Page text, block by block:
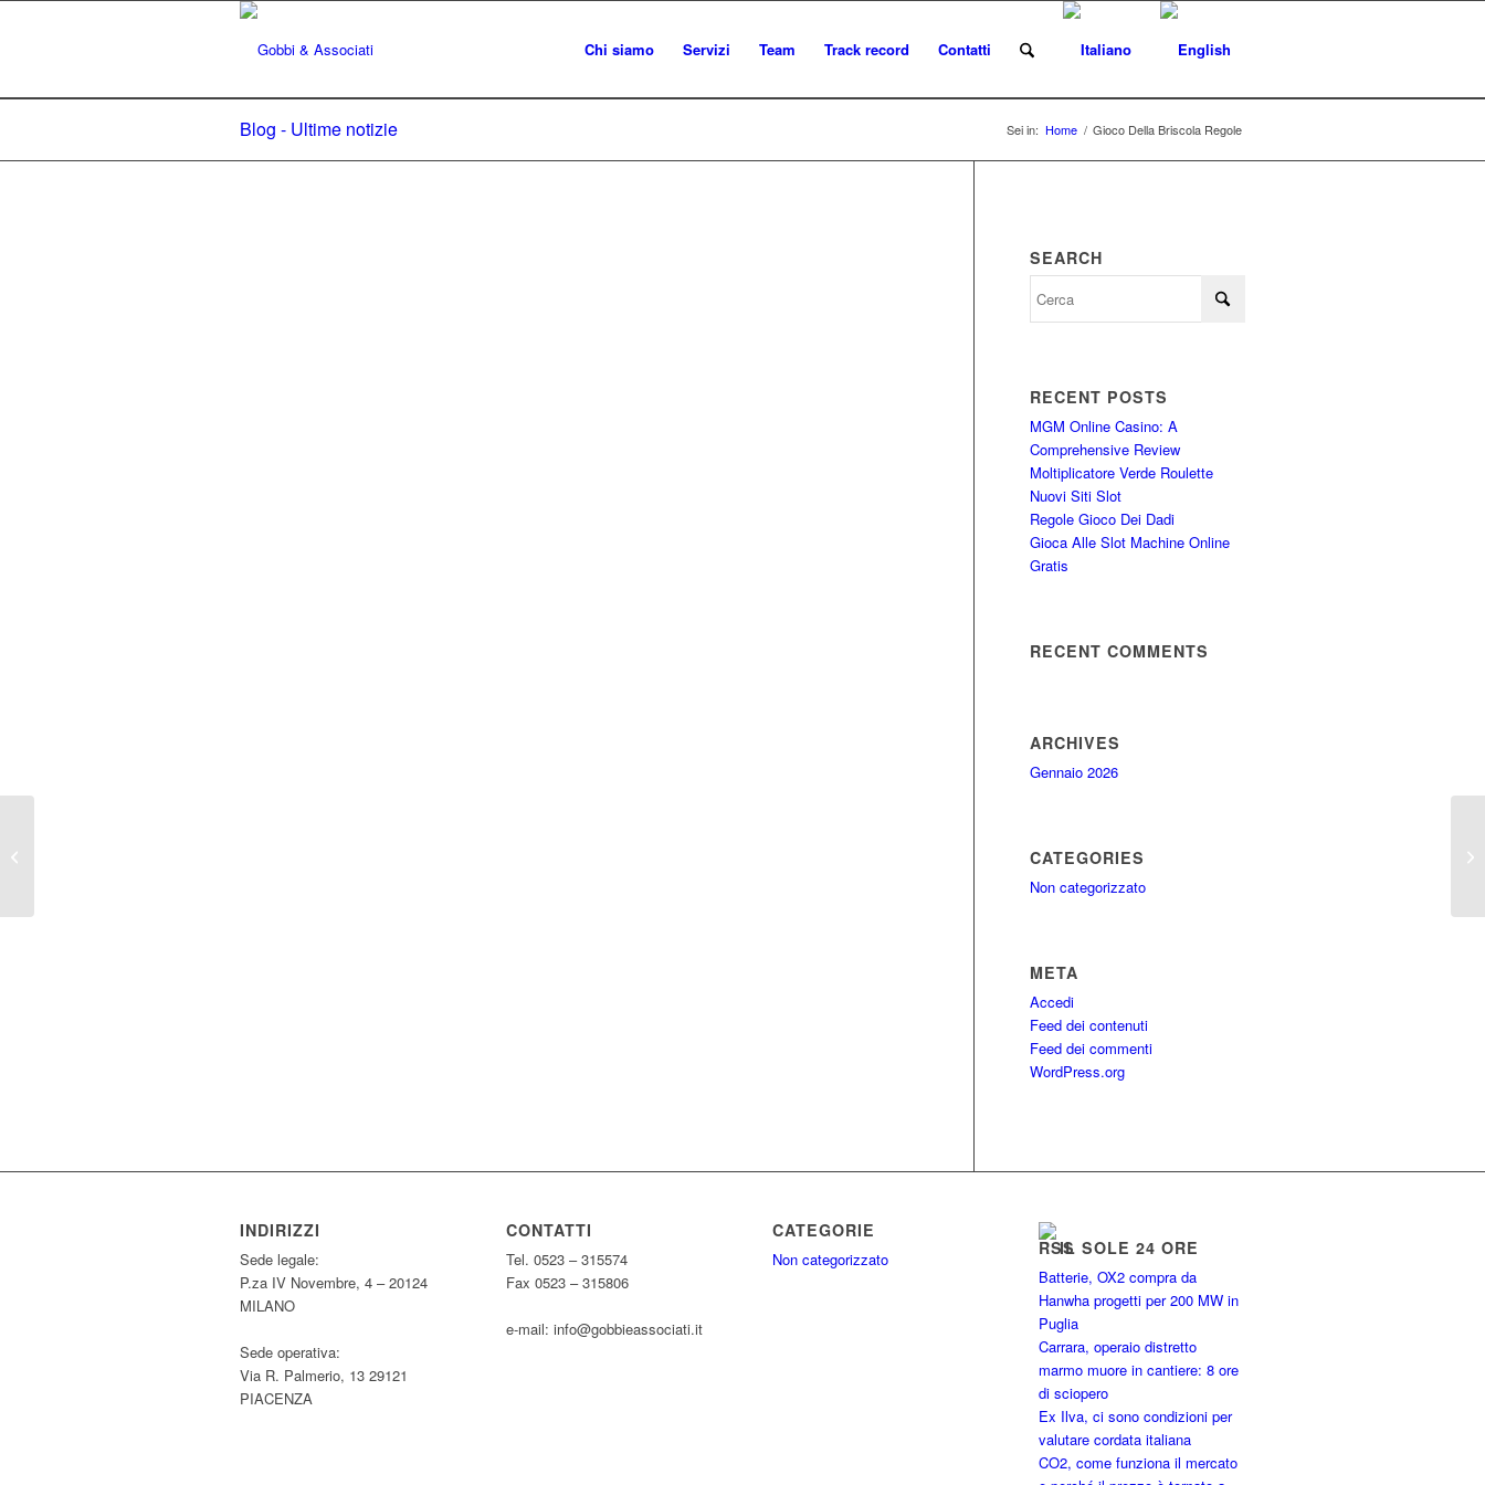
Chi siamo Servizi Team Track record Contatti
Blog - Ultime notizie Sei in: Home / Gioco Della Briscola Regole
SEARCH
RECENT POSTS
MGM Online Casino: A
Comprehensive Review
Moltiplicatore Verde Roulette
Nuovi Siti Slot
Regole Gioco Dei Dadi
Gioca Alle Slot Machine Online
Gratis
RECENT COMMENTS
ARCHIVES
Gennaio 2026
CATEGORIES
Non categorizzato
META
Accedi
Feed dei contenuti
Feed dei commenti
WordPress.org
INDIRIZZI
Sede legale:
P.za IV Novembre, 4 – 20124
MILANO
Sede operativa:
Via R. Palmerio, 13 29121
PIACENZA
CONTATTI
Tel. 0523 – 315574
Fax 0523 – 315806
e-mail: info@gobbieassociati.it
CATEGORIE
Non categorizzato
IL SOLE 24 ORE
Batterie, OX2 compra da
Hanwha progetti per 200 MW in
Puglia
Carrara, operaio distretto
marmo muore in cantiere: 8 ore
di sciopero
Ex Ilva, ci sono condizioni per
valutare cordata italiana
CO2, come funziona il mercato